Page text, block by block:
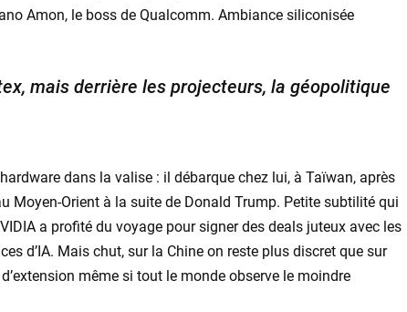
Amon, le boss de Qualcomm. Ambiance siliconisée
mais derrière les projecteurs, la géopolitique
dans la valise : il débarque chez lui, à Taïwan, après
Moyen-Orient à la suite de Donald Trump. Petite subtilité qui
a profité du voyage pour signer des deals juteux avec les
d’IA. Mais chut, sur la Chine on reste plus discret que sur
même si tout le monde observe le moindre